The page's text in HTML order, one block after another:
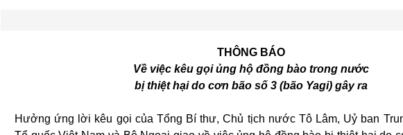
THÔNG BÁO
Về việc kêu gọi ủng hộ đồng bào trong nước
bị thiệt hại do cơn bão số 3 (bão Yagi) gây ra
Hưởng ứng lời kêu gọi của Tổng Bí thư, Chủ tịch nước Tô Lâm, Uỷ ban